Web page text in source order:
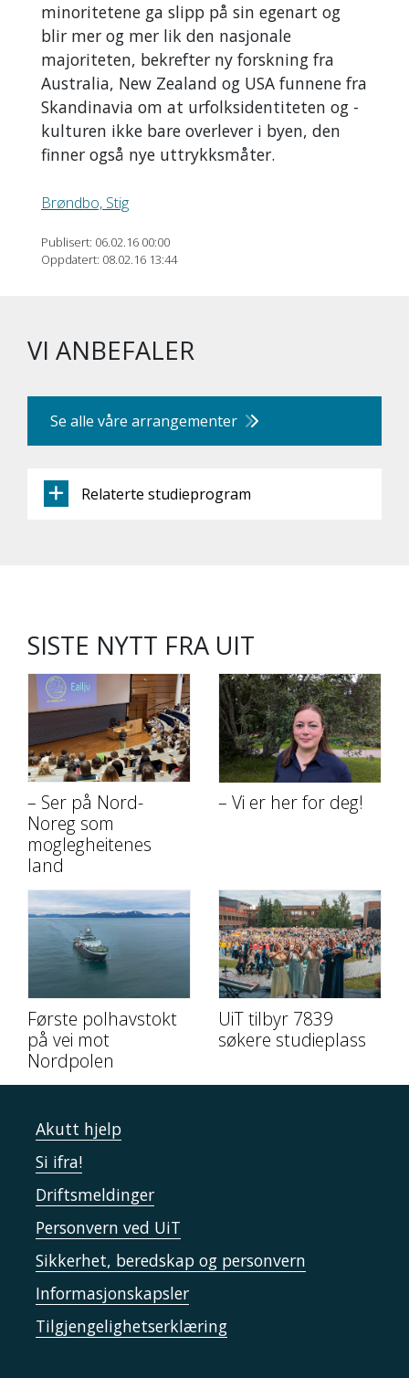
minoritetene ga slipp på sin egenart og
blir mer og mer lik den nasjonale
majoriteten, bekrefter ny forskning fra
Australia, New Zealand og USA funnene fra
Skandinavia om at urfolksidentiteten og -
kulturen ikke bare overlever i byen, den
finner også nye uttrykksmåter.
Brøndbo, Stig
Publisert: 06.02.16 00:00
Oppdatert: 08.02.16 13:44
VI ANBEFALER
Se alle våre arrangementer
Relaterte studieprogram
SISTE NYTT FRA UIT
– Ser på Nord-
Noreg som
moglegheitenes
land
– Vi er her for deg!
Første polhavstokt
på vei mot
Nordpolen
UiT tilbyr 7839
søkere studieplass
Akutt hjelp
Si ifra!
Driftsmeldinger
Personvern ved UiT
Sikkerhet, beredskap og personvern
Informasjonskapsler
Tilgjengelighetserklæring